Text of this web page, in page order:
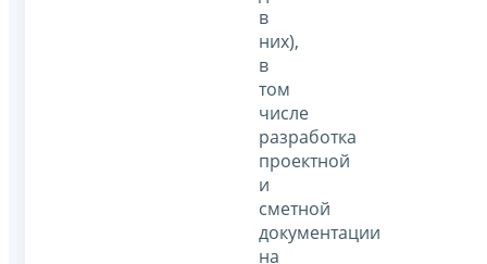
в
них),
в
том
числе
разработка
проектной
и
сметной
документации
на